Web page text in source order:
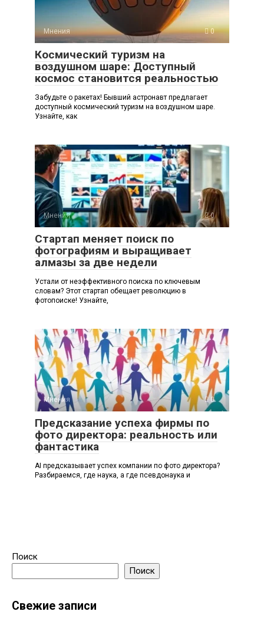
Мнения 0
Космический туризм на
воздушном шаре: Доступный
космос становится реальностью
Забудьте о ракетах! Бывший астронавт предлагает
доступный космический туризм на воздушном шаре.
Узнайте, как
Мнения 0
Стартап меняет поиск по
фотографиям и выращивает
алмазы за две недели
Устали от неэффективного поиска по ключевым
словам? Этот стартап обещает революцию в
фотопоиске! Узнайте,
Мнения 0
Предсказание успеха фирмы по
фото директора: реальность или
фантастика
AI предсказывает успех компании по фото директора?
Разбираемся, где наука, а где псевдонаука и
Поиск
Поиск
Свежие записи